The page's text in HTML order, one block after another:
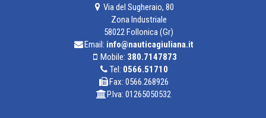
Via del Sugheraio, 80
Zona Industriale
58022 Follonica (Gr)
Email: info@nauticagiuliana.it
Mobile: 380.7147873
Tel: 0566.51710
Fax: 0566.268926
P.Iva: 01265050532